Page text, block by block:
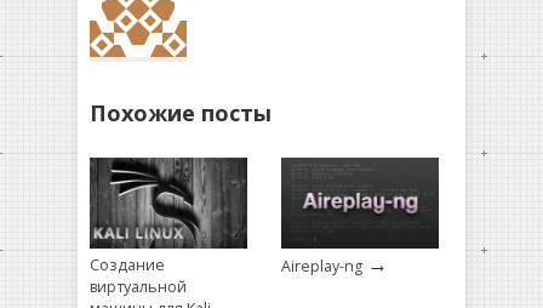
Похожие посты
Создание
виртуальной
Aireplay-ng →